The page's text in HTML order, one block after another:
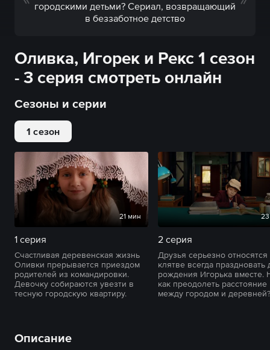
городскими детьми? Сериал, возвращающий
в беззаботное детство
Оливка, Игорек и Рекс 1 сезон
- 3 серия смотреть онлайн
Сезоны и серии
1 сезон
21 мин
1 серия
Счастливая деревенская жизнь
Оливки прерывается приездом
родителей из командировки.
Девочку собираются увезти в
тесную городскую квартиру.
2 серия
Друзья серьезно относятся
клятве всегда праздновать
рождения Игорька вместе.
как преодолеть расстояние
между городом и деревней?
Описание